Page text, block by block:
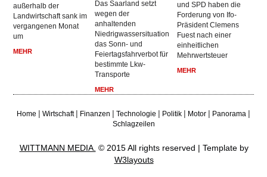
außerhalb der
Landwirtschaft sank im
vergangenen Monat
um
MEHR
Das Saarland setzt
wegen der
anhaltenden
Niedrigwassersituation
das Sonn- und
Feiertagsfahrverbot für
bestimmte Lkw-
Transporte
MEHR
und SPD haben die
Forderung von Ifo-
Präsident Clemens
Fuest nach einer
einheitlichen
Mehrwertsteuer
MEHR
Home|Wirtschaft| Finanzen|Technologie| Politik| Motor| Panorama|
Schlagzeilen
WITTMANN MEDIA. © 2015 All rights reserved | Template by
W3layouts